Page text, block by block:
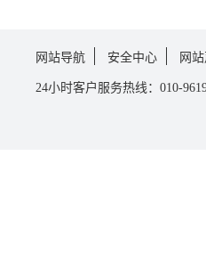
网站导航 安全中心 网
24小时客户服务热线：010-